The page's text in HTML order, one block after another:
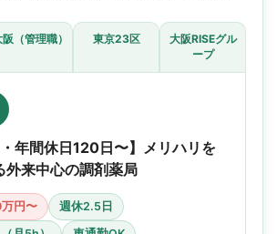
（管理職） 東京23区
大阪RISEグル
ープ
・年間休日120日〜】メリハリを
外来中心の調剤薬局
円〜
週休2.5日